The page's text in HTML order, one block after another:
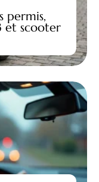
permis,
et scooter